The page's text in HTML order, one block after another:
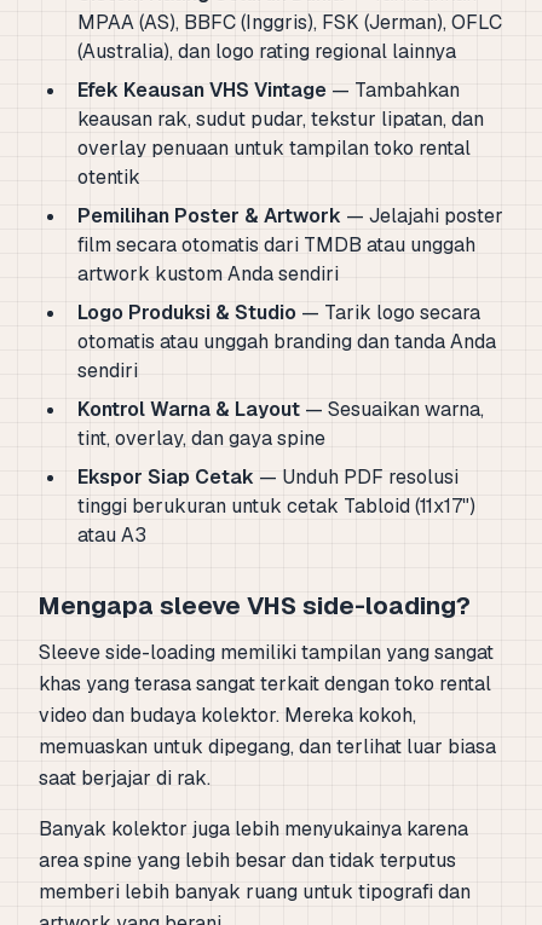
MPAA (AS), BBFC (Inggris), FSK (Jerman), OFLC
(Australia), dan logo rating regional lainnya
Efek Keausan VHS Vintage — Tambahkan
keausan rak, sudut pudar, tekstur lipatan, dan
overlay penuaan untuk tampilan toko rental
otentik
Pemilihan Poster & Artwork — Jelajahi poster
film secara otomatis dari TMDB atau unggah
artwork kustom Anda sendiri
Logo Produksi & Studio — Tarik logo secara
otomatis atau unggah branding dan tanda Anda
sendiri
Kontrol Warna & Layout — Sesuaikan warna,
tint, overlay, dan gaya spine
Ekspor Siap Cetak — Unduh PDF resolusi
tinggi berukuran untuk cetak Tabloid (11x17")
atau A3
Mengapa sleeve VHS side-loading?
Sleeve side-loading memiliki tampilan yang sangat
khas yang terasa sangat terkait dengan toko rental
video dan budaya kolektor. Mereka kokoh,
memuaskan untuk dipegang, dan terlihat luar biasa
saat berjajar di rak.
Banyak kolektor juga lebih menyukainya karena
area spine yang lebih besar dan tidak terputus
memberi lebih banyak ruang untuk tipografi dan